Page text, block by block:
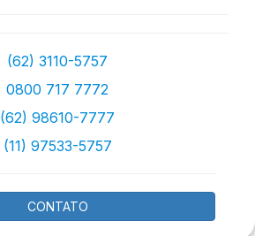
(62) 3110-5757
0800 717 7772
(62) 98610-7777
(11) 97533-5757
CONTATO